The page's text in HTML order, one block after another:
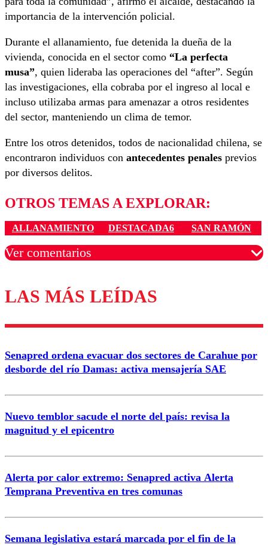
importancia de la intervención policial.
Durante el allanamiento, fue detenida la dueña de la
vivienda, conocida en el sector como “La perfecta
musa”, quien lideraba las operaciones del “after”. Según
las investigaciones, ella cobraba por el ingreso al local e
incluso utilizaba armas para amenazar a otros residentes
del sector, manteniendo un clima de temor.
Entre los otros detenidos, todos de nacionalidad chilena, se
encontraron individuos con antecedentes penales previos
por diversos delitos.
OTROS TEMAS A EXPLORAR:
ALLANAMIENTO DESTACADA6 SAN RAMÓN
Ver comentarios
Los comentarios son moderados para garantizar un
diálogo respetuoso.
Correo
LAS MÁS LEÍDAS
Senapred ordena evacuar dos sectores de Carahue por
desborde del río Damas: activa mensajería SAE
Nuevo temblor sacude el norte del país: revisa la
magnitud y el epicentro
Alerta por calor extremo: Senapred activa Alerta
Temprana Preventiva en tres comunas
Semana legislativa estará marcada por el fin de la